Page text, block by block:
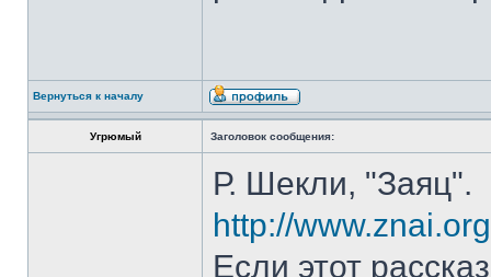
Вернуться к началу
Угрюмый Заголовок сообщения:
Р. Шекли, "Заяц".
http://
Если этот